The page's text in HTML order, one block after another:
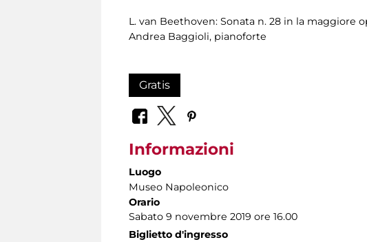
L. van Beethoven: Sonata n. 28 in la maggiore
Andrea Baggioli, pianoforte
Gratis
Informazioni
Luogo
Museo Napoleonico
Orario
Sabato 9 novembre 2019 ore 16.00
Biglietto d'ingresso